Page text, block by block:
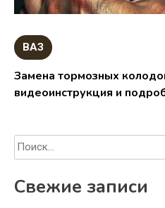
ВАЗ
Замена тормозных
видеоинструкция и
Свежие записи